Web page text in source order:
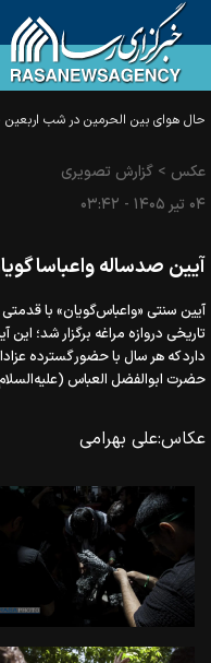
عکس > گزارش تصویری
۰۴ تير ۱۴۰۵ - ۰۳:۴۲
آیین صدساله واعباسا
آیین سنتی «واعباس‌گویان» با
تاریخی دروازه مراغه برگزار شد؛
دارد که هر سال با حضور گسترده
حضرت ابوالفضل العباس
عکاس:علی بهرامی